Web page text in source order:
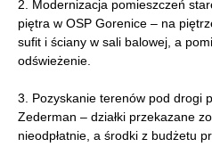
2. Modernizacja pomieszczeń
piętra w OSP Gorenice – na
sufit i ściany w sali balowej, a
odświeżenie.
3. Pozyskanie terenów pod drogi
Zederman – działki przekazane
nieodpłatnie, a środki z budżetu